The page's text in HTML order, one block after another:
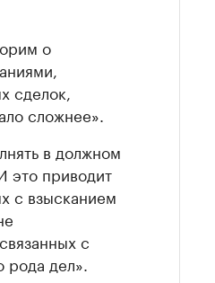
о
сделок,
сложнее».
в должном
это приводит
с взысканием
с
рода дел».